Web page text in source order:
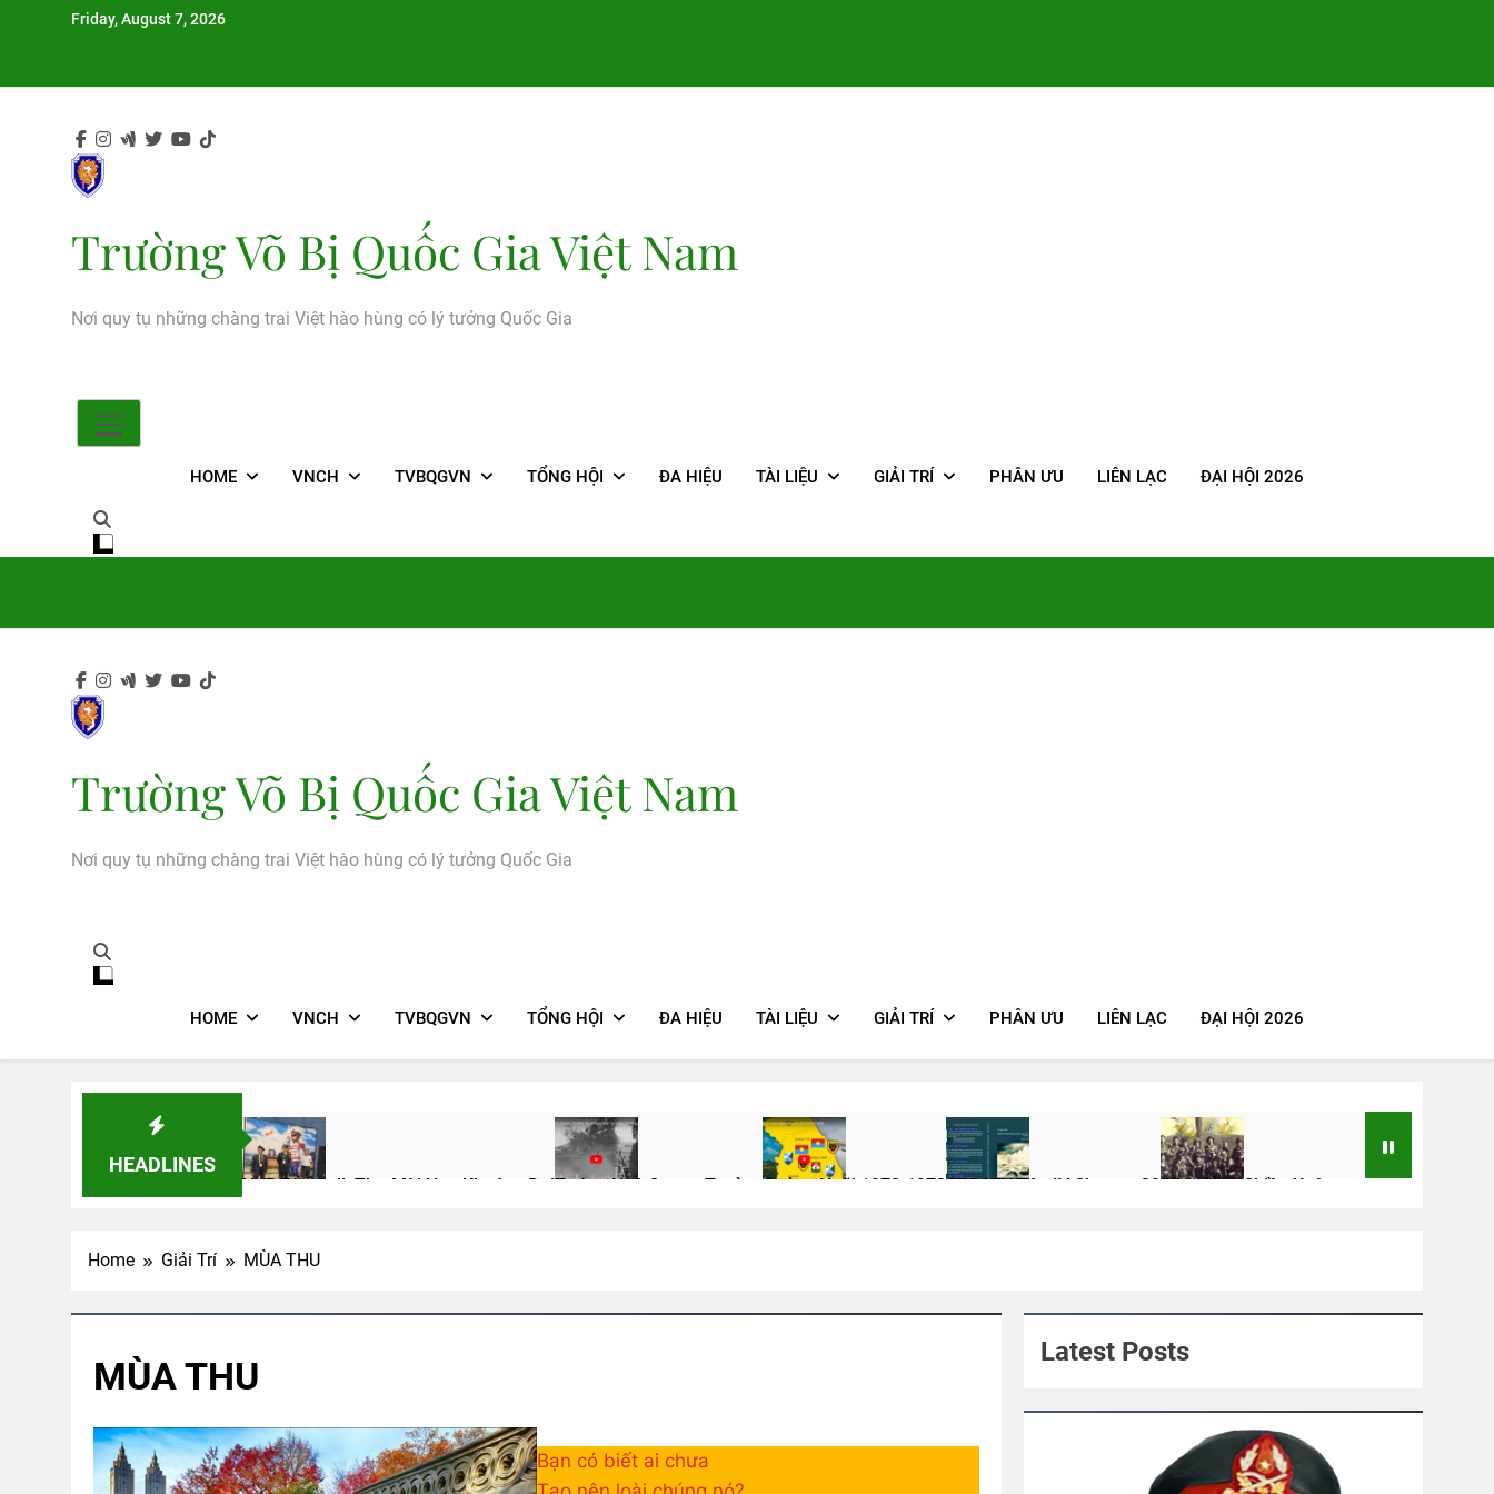
Friday, August 7, 2026
Trường Võ Bị Quốc Gia Việt Nam
Nơi quy tụ những chàng trai Việt hào hùng có lý tưởng Quốc Gia
HOME VNCH TVBQGVN TỔNG HỘI ĐA HIỆU TÀI LIỆU GIẢI TRÍ PHÂN ƯU LIÊN LẠC ĐẠI HỘI 2026
Trường Võ Bị Quốc Gia Việt Nam
Nơi quy tụ những chàng trai Việt hào hùng có lý tưởng Quốc Gia
HOME VNCH TVBQGVN TỔNG HỘI ĐA HIỆU TÀI LIỆU GIẢI TRÍ PHÂN ƯU LIÊN LẠC ĐẠI HỘI 2026
HEADLINES
HVB Bắc Cali: Thư Mời Họp Khoáng ĐạiTướng Ngô Quang Trưởng Quảng Ngãi 1972-1973CTBCTY Tập IV Chương 39Đồn Vắng Chiều Xuân
3 Years Ago 2 Years Ago 2 Years Ago 3 Years Ago 3 Years Ago
3 Years Ago
Home Giải Trí MÙA THU
MÙA THU
Bạn có biết ai chưa
Latest Posts